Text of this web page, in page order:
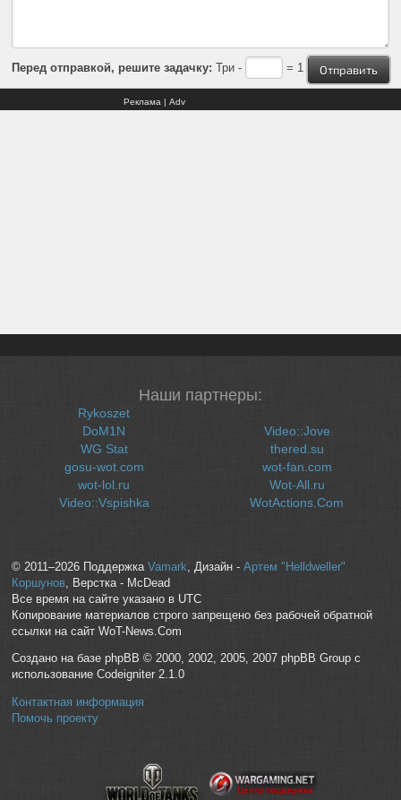
Перед отправкой, решите задачку: Три - = 1
Реклама | Adv
Наши партнеры:
Rykoszet
DoM1N
WG Stat
gosu-wot.com
wot-lol.ru
Video::Vspishka
Video::Jove
thered.su
wot-fan.com
Wot-All.ru
WotActions.Com
© 2011–2026 Поддержка Vamark , Дизайн - Артем "Helldweller"
Коршунов, Верстка - McDead
Все время на сайте указано в UTC
Копирование материалов строго запрещено без рабочей обратной
ссылки на сайт WoT-News.Com
Создано на базе phpBB © 2000, 2002, 2005, 2007 phpBB Group с
использование Codeigniter 2.1.0
Контактная информация
Помочь проекту